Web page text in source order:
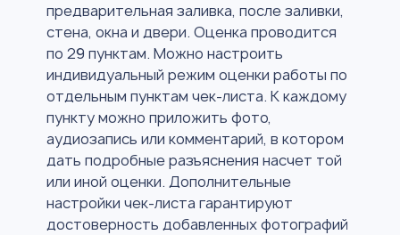
предварительная заливка, после заливки,
стена, окна и двери. Оценка проводится
по 29 пунктам. Можно настроить
индивидуальный режим оценки работы по
отдельным пунктам чек-листа. К каждому
пункту можно приложить фото,
аудиозапись или комментарий, в котором
дать подробные разъяснения насчет той
или иной оценки. Дополнительные
настройки чек-листа гарантируют
достоверность добавленных фотографий